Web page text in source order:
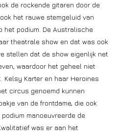
de rockende gitaren door de
het rauwe stemgeluid van
het podium. De Australische
theatrale show en dat was ook
stellen dat de show eigenlijk net
waardoor het geheel niet
Kelsy Karter en haar Heroines
circus genoemd kunnen
van de frontdame, die ook
manoeuvreerde de
was er aan het